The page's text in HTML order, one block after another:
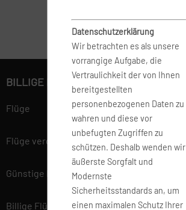
Datenschutzerklärung
Wir betrachten es als unsere
vorrangige Aufgabe, die
Vertraulichkeit der von Ihnen
bereitgestellten
personenbezogenen Daten zu
wahren und diese vor
unbefugten Zugriffen zu
schützen. Deshalb wenden wir
äußerste Sorgfalt und
Modernste
Sicherheitsstandards an, um
einen maximalen Schutz Ihrer
BILLIGE FLÜGE BUCHEN
Flüge
Flüge vergleichen
Günstige Flüge
Billige Flüge